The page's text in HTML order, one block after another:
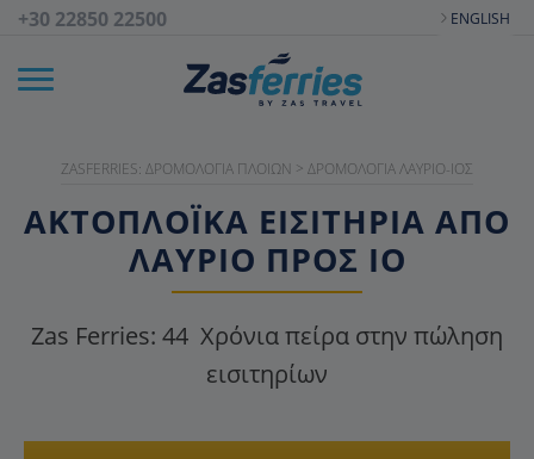
+30 22850 22500 ENGLISH
ZASFERRIES: ΔΡΟΜΟΛΌΓΙΑ ΠΛΟΊΩΝ > ΔΡΟΜΟΛΌΓΙΑ ΛΑΎΡΙΟ-ΊΟΣ
ΑΚΤΟΠΛΟΪΚΑ ΕΙΣΙΤΉΡΙΑ ΑΠΌ
ΛΑΎΡΙΟ ΠΡΟΣ ΊΟ
Zas Ferries: 44 Χρόνια πείρα στην πώληση
εισιτηρίων